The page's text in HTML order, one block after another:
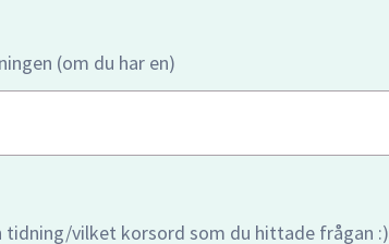
(om du har en)
tidning/vilket korsord som du hittade frågan :)